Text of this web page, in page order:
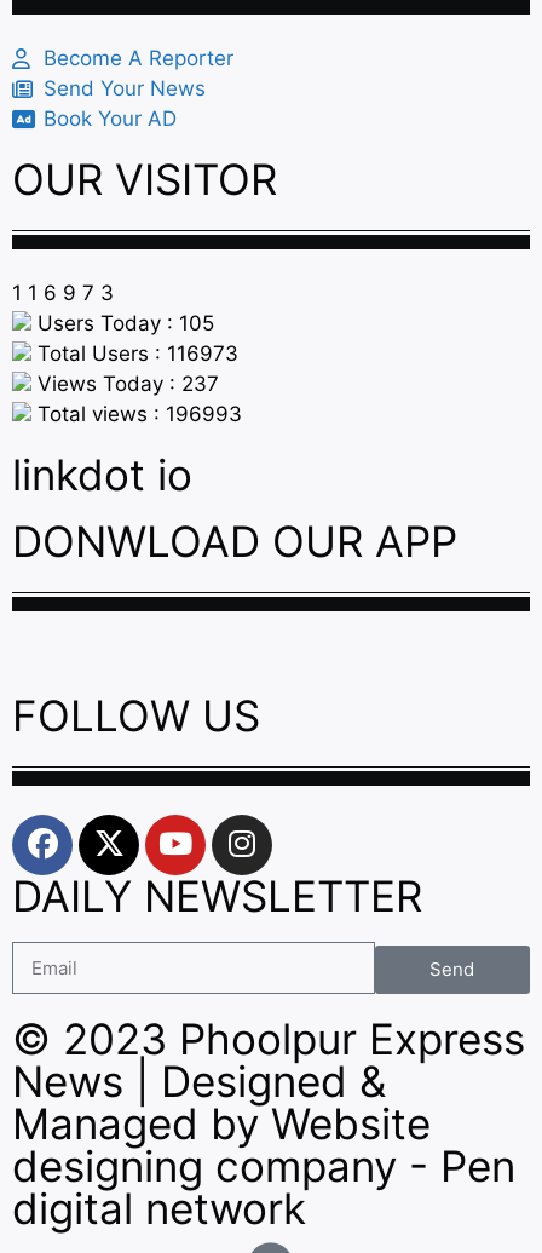
Become A Reporter
Send Your News
Book Your AD
OUR VISITOR
1 1 6 9 7 3
Users Today : 105
Total Users : 116973
Views Today : 237
Total views : 196993
linkdot io
DONWLOAD OUR APP
FOLLOW US
DAILY NEWSLETTER
Send
© 2023 Phoolpur Express
News | Designed &
Managed byWebsite
designing company - Pen
digital network